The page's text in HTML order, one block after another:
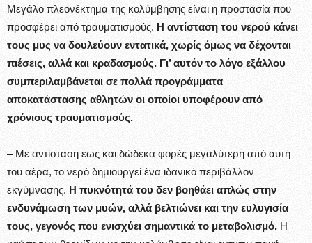
Μεγάλο πλεονέκτημα της κολύμβησης είναι η προστασία που
προσφέρει από τραυματισμούς. Η αντίσταση του νερού κάνει
τους μυς να δουλεύουν εντατικά, χωρίς όμως να δέχονται
πιέσεις, αλλά και κραδασμούς. Γι’ αυτόν το λόγο εξάλλου
συμπεριλαμβάνεται σε πολλά προγράμματα
αποκατάστασης αθλητών οι οποίοι υποφέρουν από
χρόνιους τραυματισμούς.
– Με αντίσταση έως και δώδεκα φορές μεγαλύτερη από αυτή
του αέρα, το νερό δημιουργεί ένα ιδανικό περιβάλλον
εκγύμνασης. Η πυκνότητά του δεν βοηθάει απλώς στην
ενδυνάμωση των μυών, αλλά βελτιώνει και την ευλυγισία
τους, γεγονός που ενισχύει σημαντικά το μεταβολισμό. Η